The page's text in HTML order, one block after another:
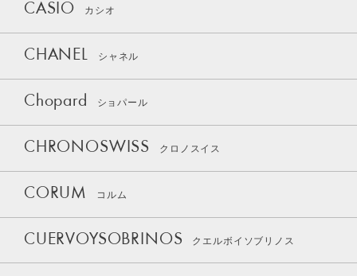
CASIO カシオ
CHANEL シャネル
Chopard ショパール
CHRONOSWISS クロノスイス
CORUM コルム
CUERVOYSOBRINOS クエルボイソブリノス